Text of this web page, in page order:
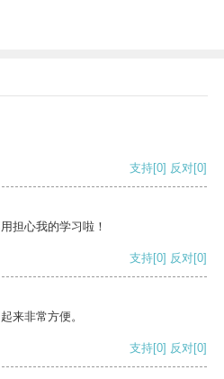
支持[0] 反对[0]
担心我的学习啦！
支持[0] 反对[0]
来非常方便。
支持[0] 反对[0]